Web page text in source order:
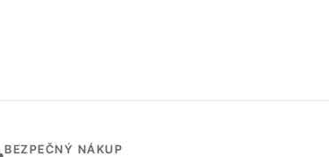
BEZPEČNÝ NÁKUP